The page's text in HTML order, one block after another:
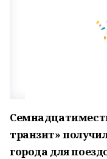
транзит»
города для